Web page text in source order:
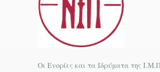
Οι Ενορίες και τα Ιδρύματα της